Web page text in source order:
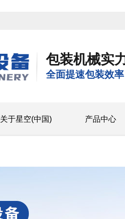
包装机械实
全面提速包装效
关于星空(中国) 产品中心